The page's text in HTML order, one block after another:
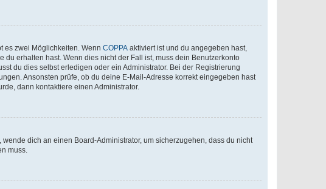
es zwei Möglichkeiten. Wenn COPPA aktiviert ist und du angegeben hast,
erhalten hast. Wenn dies nicht der Fall ist, muss dein Benutzerkonto
du dies selbst erledigen oder ein Administrator. Bei der Registrierung
Ansonsten prüfe, ob du deine E-Mail-Adresse korrekt eingegeben hast
dann kontaktiere einen Administrator.
dich an einen Board-Administrator, um sicherzugehen, dass du nicht
muss.